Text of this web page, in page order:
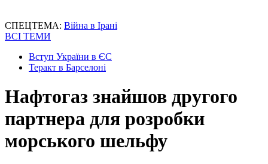
СПЕЦТЕМА: Війна в Ірані
ВСІ ТЕМИ
Вступ України в ЄС
Теракт в Барселоні
Нафтогаз знайшов другого
партнера для розробки
морського шельфу